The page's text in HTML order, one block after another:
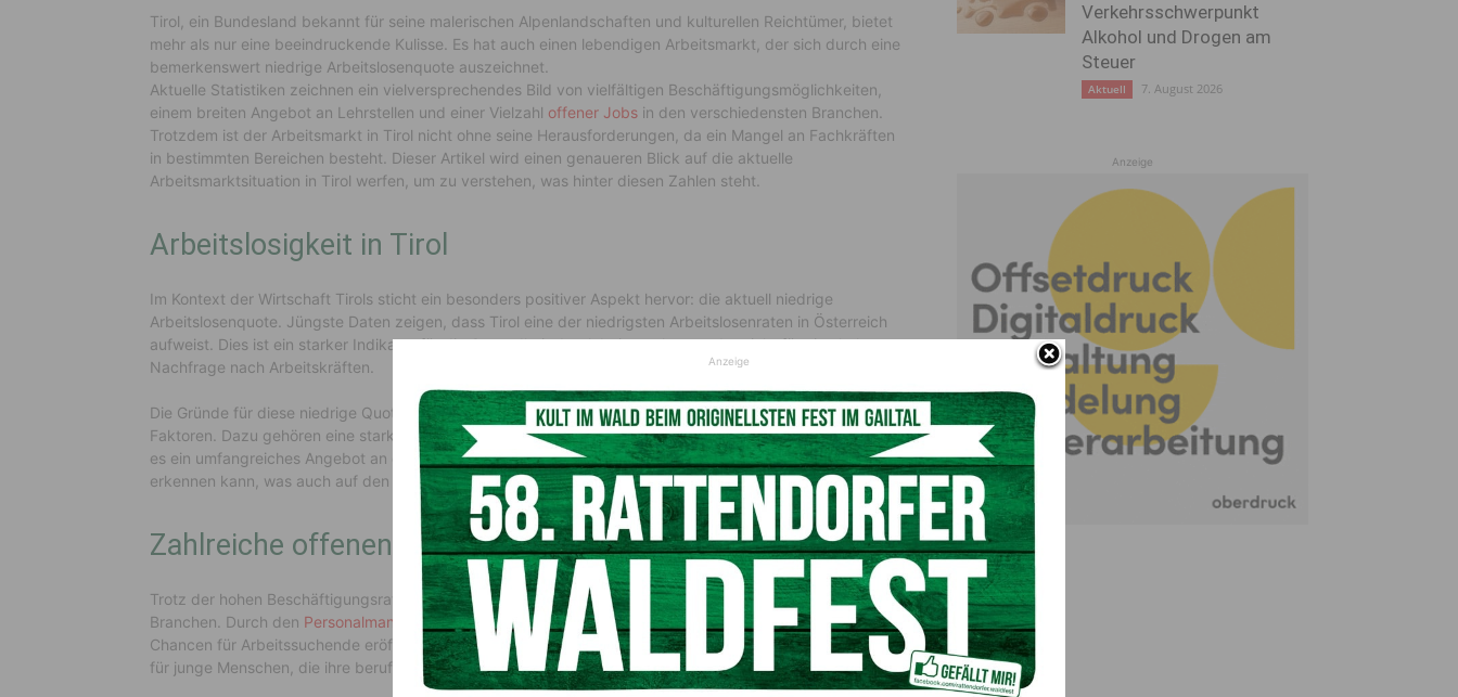
Tirol, ein Bundesland bekannt für seine malerischen Alpenlandschaften und kulturellen Reichtümer, bietet
mehr als nur eine beeindruckende Kulisse. Es hat auch einen lebendigen Arbeitsmarkt, der sich durch eine
bemerkenswert niedrige Arbeitslosenquote auszeichnet.
Aktuelle Statistiken zeichnen ein vielversprechendes Bild von vielfältigen Beschäftigungsmöglichkeiten,
einem breiten Angebot an Lehrstellen und einer Vielzahl offener Jobs in den verschiedensten Branchen.
Trotzdem ist der Arbeitsmarkt in Tirol nicht ohne seine Herausforderungen, da ein Mangel an Fachkräften
in bestimmten Bereichen besteht. Dieser Artikel wird einen genaueren Blick auf die aktuelle
Arbeitsmarktsituation in Tirol werfen, um zu verstehen, was hinter diesen Zahlen steht.
Arbeitslosigkeit in Tirol
Im Kontext der Wirtschaft Tirols sticht ein besonders positiver Aspekt hervor: die aktuell niedrige
Arbeitslosenquote. Jüngste Daten zeigen, dass Tirol eine der niedrigsten Arbeitslosenraten in Österreich
aufweist. Dies ist ein starker Indikator für die Gesundheit des Arbeitsmarktes und spricht für eine hohe
Nachfrage nach Arbeitskräften.
Die Gründe für diese niedrige Quote sind komplex und umfassen sowohl wirtschaftliche als auch soziale
Faktoren. Dazu gehören eine starke lokale Wirtschaft und eine effektive Arbeitsmarktpolitik. Dennoch gibt
es ein umfangreiches Angebot an offenen Stellen, wie man auf Plattformen wie
tirolerjobs.at deutlich
erkennen kann, was auch auf den Fachkräftemangel zurückzuführen ist.
Zahlreiche offenen Jobs und Lehrstellen
Trotz der hohen Beschäftigungsrate gibt es in Tirol eine große Anzahl offener Stellen in verschiedenen
Branchen. Durch den Personalmangel
suchen Arbeitgeber aktiv nach qualifizierten Mitarbeitern, was viele
Chancen für Arbeitssuchende eröffnet. Parallel dazu bietet Tirol ein umfangreiches Angebot an Lehrstellen
für junge Menschen, die ihre berufliche Laufbahn beginnen möchten.
Verkehrsschwerpunkt
Alkohol und Drogen am
Steuer
Aktuell 7. August 2026
Anzeige
Anzeige